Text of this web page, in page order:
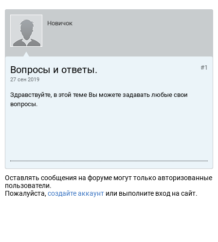
Новичок
Вопросы и ответы.
27 сен 2019
#1
Здравствуйте, в этой теме Вы можете задавать любые свои
вопросы.
Оставлять сообщения на форуме могут только авторизованные
пользователи.
Пожалуйста, создайте аккаунт или выполните вход на сайт.